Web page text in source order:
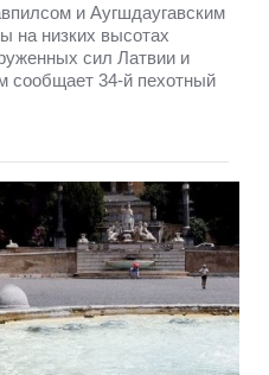
и Аугшдаугавским
на низких высотах
сил Латвии и
сообщает 34-й пехотный